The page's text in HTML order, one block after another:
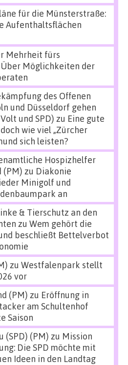
für die Münsterstraße:
Aufenthaltsflächen
Mehrheit fürs
Möglichkeiten der
des Offenen
und Düsseldorf gehen
und SPD) zu Eine gute
wie viel „Zürcher
sich leisten?
Hospizhelfer
(PM) zu Diakonie
Minigolf und
an
& Tierschutz an den
zu Wem gehört die
beschließt Bettelverbot
zu Westfalenpark stellt
vor
(PM) zu Eröffnung in
am Schultenhof
Saison
(SPD) (PM) zu Mission
Die SPD möchte mit
Ideen in den Landtag